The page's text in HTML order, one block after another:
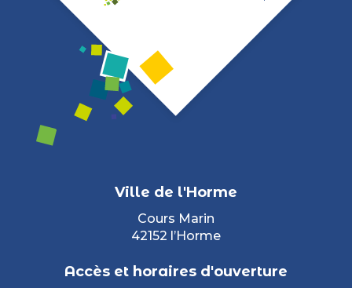
Ville de l'Horme
Cours Marin
42152 l’Horme
Accès et horaires d'ouverture